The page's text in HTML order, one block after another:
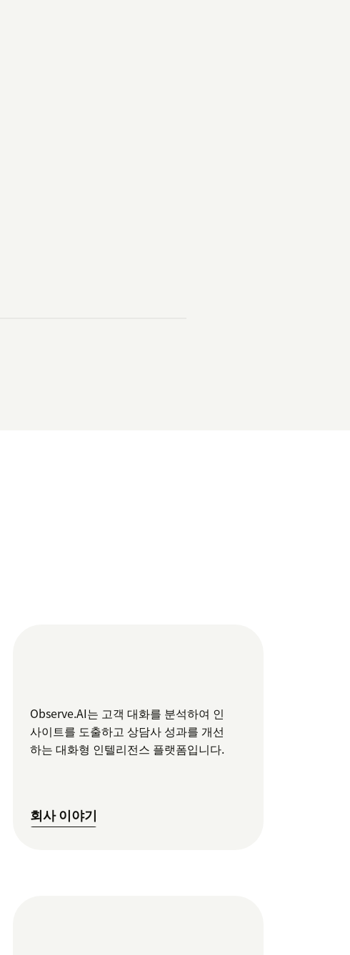
Observe.AI는 고객 대화를 분석하여 인
사이트를 도출하고 상담사 성과를 개선
하는 대화형 인텔리전스 플랫폼입니다.
회사 이야기